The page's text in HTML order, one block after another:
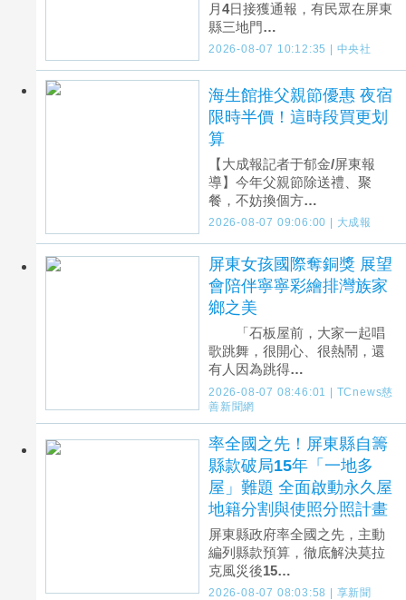
月4日接獲通報，有民眾在屏東
縣三地門…
2026-08-07 10:12:35 | 中央社
海生館推父親節優惠 夜宿
限時半價！這時段買更划
算
【大成報記者于郁金/屏東報
導】今年父親節除送禮、聚
餐，不妨換個方…
2026-08-07 09:06:00 | 大成報
屏東女孩國際奪銅獎 展望
會陪伴寧寧彩繪排灣族家
鄉之美
「石板屋前，大家一起唱
歌跳舞，很開心、很熱鬧，還
有人因為跳得…
2026-08-07 08:46:01 | TCnews慈
善新聞網
率全國之先！屏東縣自籌
縣款破局15年「一地多
屋」難題 全面啟動永久屋
地籍分割與使照分照計畫
屏東縣政府率全國之先，主動
編列縣款預算，徹底解決莫拉
克風災後15…
2026-08-07 08:03:58 | 享新聞